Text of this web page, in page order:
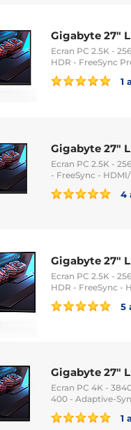
Gigabyte 27"
Ecran PC 2.5K -
HDR - FreeSync
1
Gigabyte 27"
Ecran PC 2.5K -
- FreeSync -
4
Gigabyte 27"
Ecran PC 2.5K -
HDR - FreeSync -
5
Gigabyte 27"
Ecran PC 4K -
400 - Adaptive-
1